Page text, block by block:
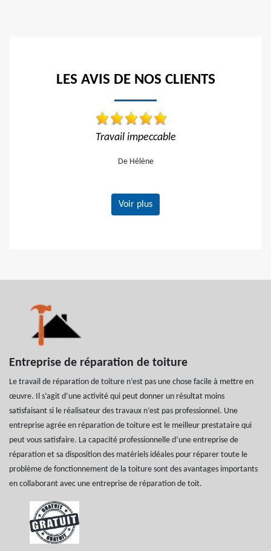
LES AVIS DE NOS CLIENTS
Travail impeccable
Voir plus
Entreprise de réparation de toiture
Le travail de réparation de toiture n’est pas une chose facile à mettre en
œuvre. Il s’agit d’une activité qui peut donner un résultat moins
satisfaisant si le réalisateur des travaux n’est pas professionnel. Une
entreprise agrée en réparation de toiture est le meilleur prestataire qui
peut vous satisfaire. La capacité professionnelle d’une entreprise de
réparation et sa disposition des matériels idéales pour réparer toute le
problème de fonctionnement de la toiture sont des avantages importants
en collaborant avec une entreprise de réparation de toit.